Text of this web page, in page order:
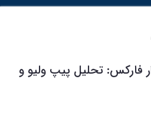
فارکس: تحلیل پیپ ولیو و